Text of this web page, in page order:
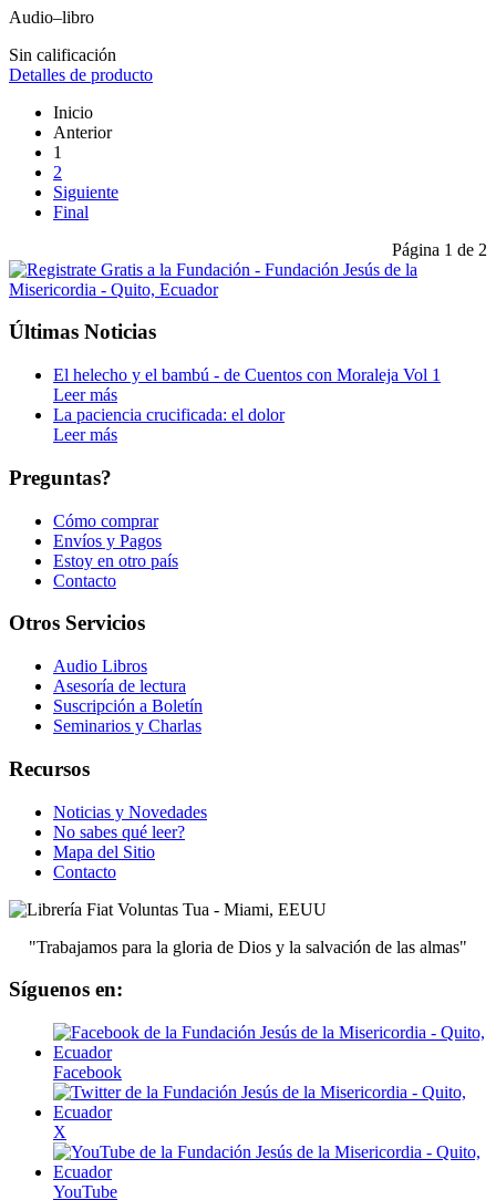
Audio–libro
Sin calificación
Detalles de producto
Inicio
Anterior
1
2
Siguiente
Final
Página 1 de 2
Últimas Noticias
El helecho y el bambú - de Cuentos con Moraleja Vol 1
Leer más
La paciencia crucificada: el dolor
Leer más
Preguntas?
Cómo comprar
Envíos y Pagos
Estoy en otro país
Contacto
Otros Servicios
Audio Libros
Asesoría de lectura
Suscripción a Boletín
Seminarios y Charlas
Recursos
Noticias y Novedades
No sabes qué leer?
Mapa del Sitio
Contacto
"Trabajamos para la gloria de Dios y la salvación de las almas"
Síguenos en:
Facebook
X
YouTube